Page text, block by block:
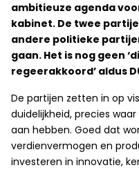
ambitieuze agenda
kabinet. De twee
andere politieke
gaan. Het is nog geen
regeerakkoord’ aldus
De partijen zetten in op
duidelijkheid, precies
aan hebben. Goed dat
verdienvermogen en
investeren in innovatie,